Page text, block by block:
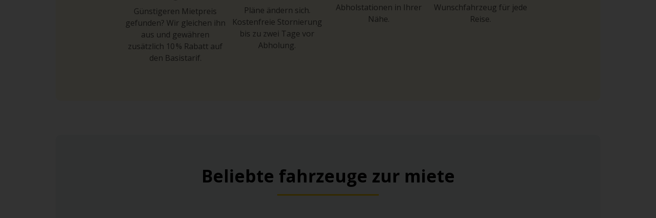
Günstigeren Mietpreis
gefunden? Wir gleichen ihn
aus und gewähren
zusätzlich 10 % Rabatt auf
den Basistarif.
Pläne ändern sich.
Kostenfreie Stornierung
bis zu zwei Tage vor
Abholung.
Abholstationen in Ihrer
Nähe.
Wunschfahrzeug für jede
Reise.
Beliebte fahrzeuge zur miete